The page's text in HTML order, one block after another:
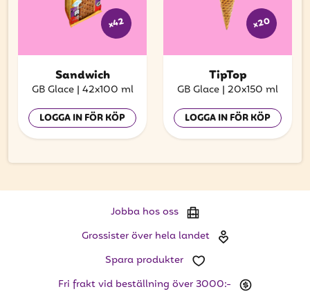
x42
Sandwich
GB Glace | 42x100 ml
LOGGA IN FÖR KÖP
x20
TipTop
GB Glace | 20x150 ml
LOGGA IN FÖR KÖP
Jobba hos oss
Grossister över hela landet
Spara produkter
Fri frakt vid beställning över 3000:-